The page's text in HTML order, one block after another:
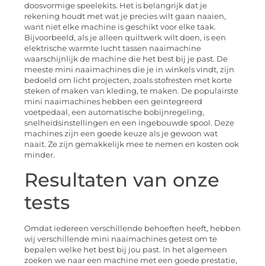
doosvormige speelekits. Het is belangrijk dat je
rekening houdt met wat je precies wilt gaan naaien,
want niet elke machine is geschikt voor elke taak.
Bijvoorbeeld, als je alleen quiltwerk wilt doen, is een
elektrische warmte lucht tassen naaimachine
waarschijnlijk de machine die het best bij je past. De
meeste mini naaimachines die je in winkels vindt, zijn
bedoeld om licht projecten, zoals stofresten met korte
steken of maken van kleding, te maken. De populairste
mini naaimachines hebben een geïntegreerd
voetpedaal, een automatische bobijnregeling,
snelheidsinstellingen en een ingebouwde spool. Deze
machines zijn een goede keuze als je gewoon wat
naait. Ze zijn gemakkelijk mee te nemen en kosten ook
minder.
Resultaten van onze
tests
Omdat iedereen verschillende behoeften heeft, hebben
wij verschillende mini naaimachines getest om te
bepalen welke het best bij jou past. In het algemeen
zoeken we naar een machine met een goede prestatie,